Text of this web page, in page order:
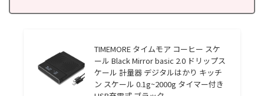
TIMEMORE タイムモア コーヒー スケ
ール Black Mirror basic 2.0 ドリップス
ケール 計量器 デジタルはかり キッチ
ン スケール 0.1g~2000g タイマー付き